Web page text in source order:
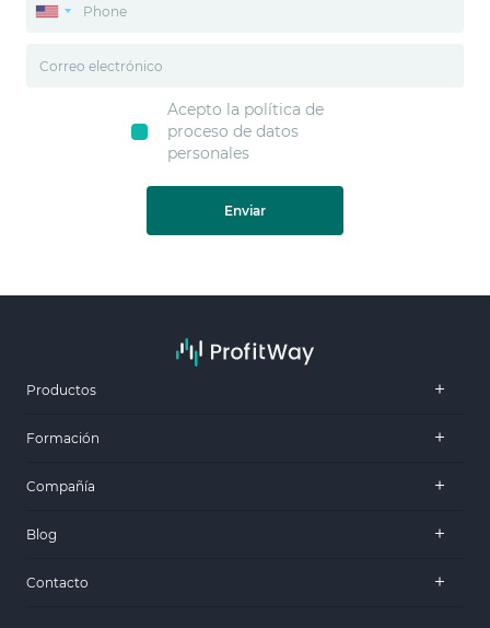
Acepto la política de
proceso de datos
personales
Enviar
Productos
Formación
Compañía
Blog
Contacto